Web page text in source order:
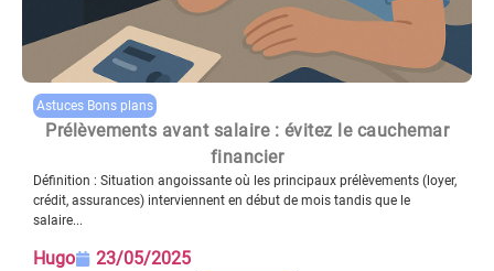
Astuces Bons plans
Prélèvements avant salaire : évitez le cauchemar
financier
Définition : Situation angoissante où les principaux prélèvements (loyer,
crédit, assurances) interviennent en début de mois tandis que le
salaire...
Hugo 23/05/2025